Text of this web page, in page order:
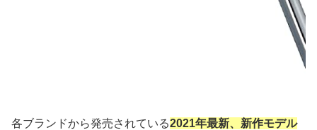
各ブランドから発売されている2021年最新、新作モデル